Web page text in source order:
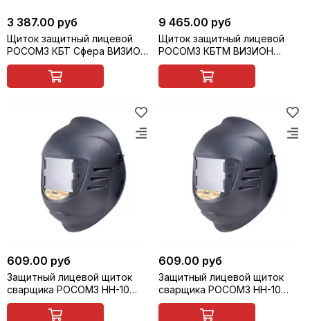
3 387.00 руб
Щиток защитный лицевой
РОСОМЗ КБТ Сфера ВИЗИОН
ENERGO RX (с адаптером
ВИЗИОН) с креплением на
каске, арт. 04837
9 465.00 руб
Щиток защитный лицевой
РОСОМЗ КБТМ ВИЗИОН
TERMO с креплением на
каску, арт. 045551
609.00 руб
Защитный лицевой щиток
сварщика РОСОМЗ НН-10
PREMIER FavoriT (9) (маска
сварщика), арт. 51363
609.00 руб
Защитный лицевой щиток
сварщика РОСОМЗ НН-10
PREMIER FavoriT (10) (маска
сварщика), арт. 51364